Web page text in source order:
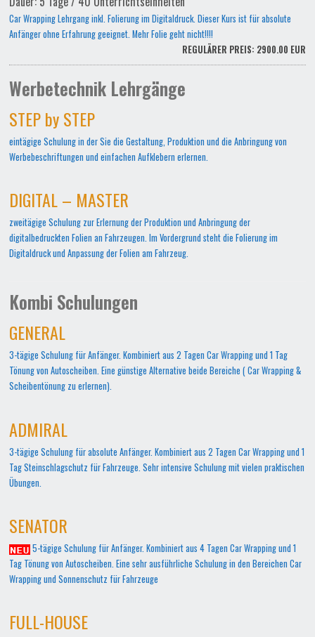
Car Wrapping Lehrgang inkl. Folierung im Digitaldruck. Dieser Kurs ist für absolute
Anfänger ohne Erfahrung geeignet. Mehr Folie geht nicht!!!!
REGULÄRER PREIS: 2900.00 EUR
Werbetechnik Lehrgänge
STEP by STEP
eintägige Schulung in der Sie die Gestaltung, Produktion und die Anbringung von
Werbebeschriftungen und einfachen Aufklebern erlernen.
DIGITAL – MASTER
zweitägige Schulung zur Erlernung der Produktion und Anbringung der
digitalbedruckten Folien an Fahrzeugen. Im Vordergrund steht die Folierung im
Digitaldruck und Anpassung der Folien am Fahrzeug.
Kombi Schulungen
GENERAL
3-tägige Schulung für Anfänger. Kombiniert aus 2 Tagen Car Wrapping und 1 Tag
Tönung von Autoscheiben. Eine günstige Alternative beide Bereiche ( Car Wrapping &
Scheibentönung zu erlernen).
ADMIRAL
3-tägige Schulung für absolute Anfänger. Kombiniert aus 2 Tagen Car Wrapping und 1
Tag Steinschlagschutz für Fahrzeuge. Sehr intensive Schulung mit vielen praktischen
Übungen.
SENATOR
5-tägige Schulung für Anfänger. Kombiniert aus 4 Tagen Car Wrapping und 1
Tag Tönung von Autoscheiben. Eine sehr ausführliche Schulung in den Bereichen Car
Wrapping und Sonnenschutz für Fahrzeuge
FULL-HOUSE